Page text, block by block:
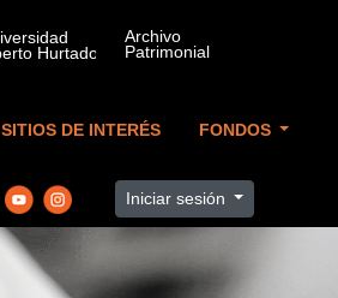
SITIOS DE INTERÉS FONDOS
Iniciar sesión